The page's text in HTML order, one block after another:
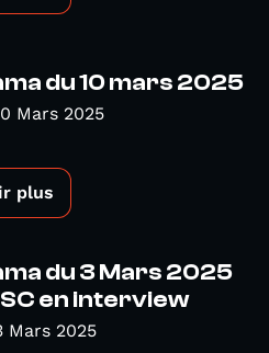
du 10 mars 2025
Mars 2025
plus
du 3 Mars 2025
en interview
Mars 2025